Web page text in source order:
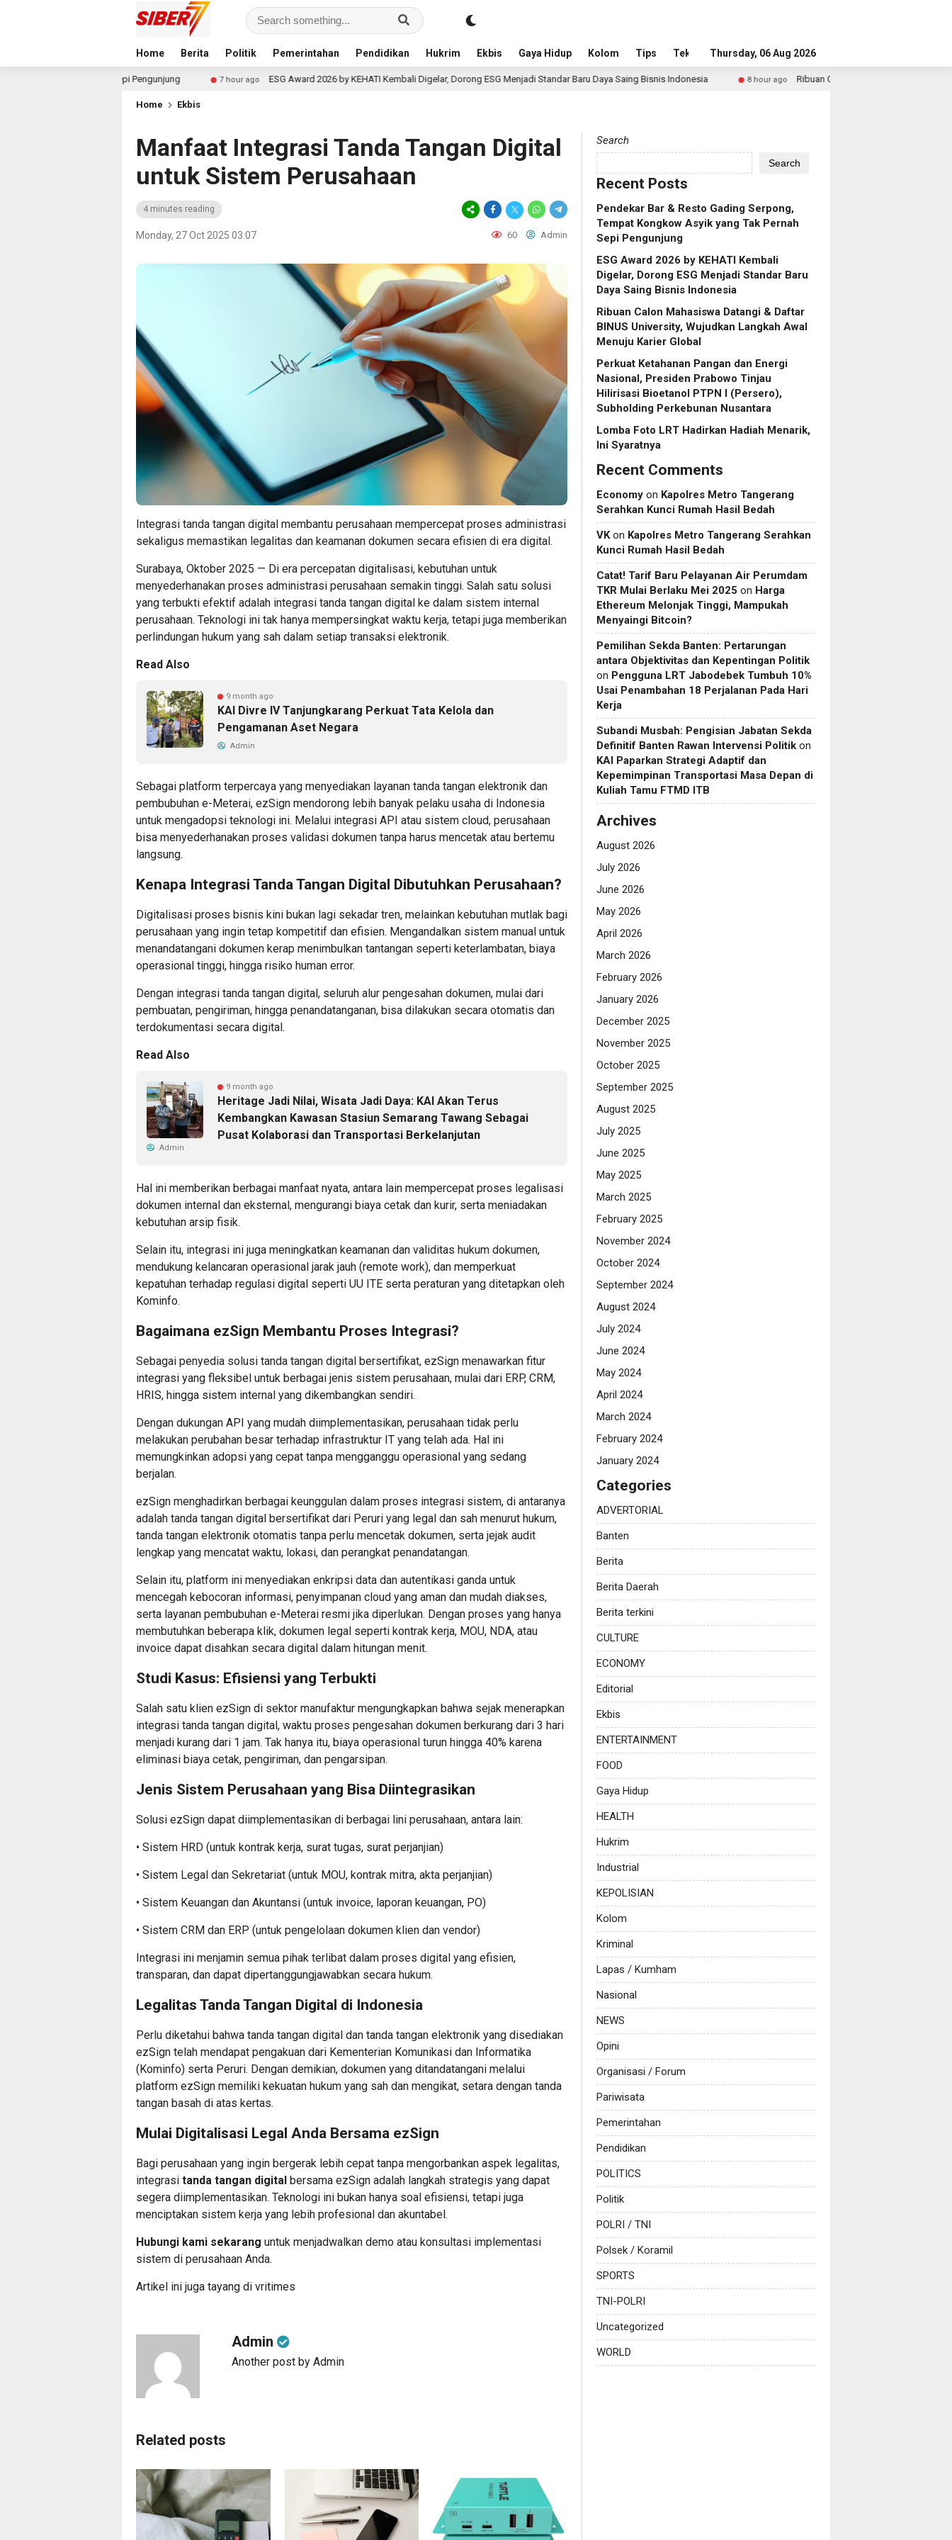
Home Berita Politik Pemerintahan Pendidikan Hukrim Ekbis Gaya Hidup Kolom Tips Tekno Thursday, 06 Aug 2026
7 hour ago ESG Award 2026 by KEHATI Kembali Digelar, Dorong ESG Menjadi Standar Baru Daya Saing Bisnis Indonesia 8 hour ago Ribuan Calon Mahasiswa Datangi & Daftar BINUS
Home Ekbis
Manfaat Integrasi Tanda Tangan Digital
untuk Sistem Perusahaan
4 minutes reading
Monday, 27 Oct 2025 03:07 60 Admin
Integrasi tanda tangan digital membantu perusahaan mempercepat proses administrasi
sekaligus memastikan legalitas dan keamanan dokumen secara efisien di era digital.
Surabaya, Oktober 2025 — Di era percepatan digitalisasi, kebutuhan untuk
menyederhanakan proses administrasi perusahaan semakin tinggi. Salah satu solusi
yang terbukti efektif adalah integrasi tanda tangan digital ke dalam sistem internal
perusahaan. Teknologi ini tak hanya mempersingkat waktu kerja, tetapi juga memberikan
perlindungan hukum yang sah dalam setiap transaksi elektronik.
Read Also
9 month ago
KAI Divre IV Tanjungkarang Perkuat Tata Kelola dan
Pengamanan Aset Negara
Admin
Sebagai platform terpercaya yang menyediakan layanan tanda tangan elektronik dan
pembubuhan e-Meterai, ezSign mendorong lebih banyak pelaku usaha di Indonesia
untuk mengadopsi teknologi ini. Melalui integrasi API atau sistem cloud, perusahaan
bisa menyederhanakan proses validasi dokumen tanpa harus mencetak atau bertemu
langsung.
Kenapa Integrasi Tanda Tangan Digital Dibutuhkan Perusahaan?
Digitalisasi proses bisnis kini bukan lagi sekadar tren, melainkan kebutuhan mutlak bagi
perusahaan yang ingin tetap kompetitif dan efisien. Mengandalkan sistem manual untuk
menandatangani dokumen kerap menimbulkan tantangan seperti keterlambatan, biaya
operasional tinggi, hingga risiko human error.
Dengan integrasi tanda tangan digital, seluruh alur pengesahan dokumen, mulai dari
pembuatan, pengiriman, hingga penandatanganan, bisa dilakukan secara otomatis dan
terdokumentasi secara digital.
Read Also
9 month ago
Heritage Jadi Nilai, Wisata Jadi Daya: KAI Akan Terus
Kembangkan Kawasan Stasiun Semarang Tawang Sebagai
Pusat Kolaborasi dan Transportasi Berkelanjutan
Admin
Hal ini memberikan berbagai manfaat nyata, antara lain mempercepat proses legalisasi
dokumen internal dan eksternal, mengurangi biaya cetak dan kurir, serta meniadakan
kebutuhan arsip fisik.
Selain itu, integrasi ini juga meningkatkan keamanan dan validitas hukum dokumen,
mendukung kelancaran operasional jarak jauh (remote work), dan memperkuat
kepatuhan terhadap regulasi digital seperti UU ITE serta peraturan yang ditetapkan oleh
Kominfo.
Bagaimana ezSign Membantu Proses Integrasi?
Sebagai penyedia solusi tanda tangan digital bersertifikat, ezSign menawarkan fitur
integrasi yang fleksibel untuk berbagai jenis sistem perusahaan, mulai dari ERP, CRM,
HRIS, hingga sistem internal yang dikembangkan sendiri.
Dengan dukungan API yang mudah diimplementasikan, perusahaan tidak perlu
melakukan perubahan besar terhadap infrastruktur IT yang telah ada. Hal ini
memungkinkan adopsi yang cepat tanpa mengganggu operasional yang sedang
berjalan.
ezSign menghadirkan berbagai keunggulan dalam proses integrasi sistem, di antaranya
adalah tanda tangan digital bersertifikat dari Peruri yang legal dan sah menurut hukum,
tanda tangan elektronik otomatis tanpa perlu mencetak dokumen, serta jejak audit
lengkap yang mencatat waktu, lokasi, dan perangkat penandatangan.
Selain itu, platform ini menyediakan enkripsi data dan autentikasi ganda untuk
mencegah kebocoran informasi, penyimpanan cloud yang aman dan mudah diakses,
serta layanan pembubuhan e-Meterai resmi jika diperlukan. Dengan proses yang hanya
membutuhkan beberapa klik, dokumen legal seperti kontrak kerja, MOU, NDA, atau
invoice dapat disahkan secara digital dalam hitungan menit.
Studi Kasus: Efisiensi yang Terbukti
Salah satu klien ezSign di sektor manufaktur mengungkapkan bahwa sejak menerapkan
integrasi tanda tangan digital, waktu proses pengesahan dokumen berkurang dari 3 hari
menjadi kurang dari 1 jam. Tak hanya itu, biaya operasional turun hingga 40% karena
eliminasi biaya cetak, pengiriman, dan pengarsipan.
Jenis Sistem Perusahaan yang Bisa Diintegrasikan
Solusi ezSign dapat diimplementasikan di berbagai lini perusahaan, antara lain:
• Sistem HRD (untuk kontrak kerja, surat tugas, surat perjanjian)
• Sistem Legal dan Sekretariat (untuk MOU, kontrak mitra, akta perjanjian)
• Sistem Keuangan dan Akuntansi (untuk invoice, laporan keuangan, PO)
• Sistem CRM dan ERP (untuk pengelolaan dokumen klien dan vendor)
Integrasi ini menjamin semua pihak terlibat dalam proses digital yang efisien,
transparan, dan dapat dipertanggungjawabkan secara hukum.
Legalitas Tanda Tangan Digital di Indonesia
Perlu diketahui bahwa tanda tangan digital dan tanda tangan elektronik yang disediakan
ezSign telah mendapat pengakuan dari Kementerian Komunikasi dan Informatika
(Kominfo) serta Peruri. Dengan demikian, dokumen yang ditandatangani melalui
platform ezSign memiliki kekuatan hukum yang sah dan mengikat, setara dengan tanda
tangan basah di atas kertas.
Mulai Digitalisasi Legal Anda Bersama ezSign
Bagi perusahaan yang ingin bergerak lebih cepat tanpa mengorbankan aspek legalitas,
integrasi tanda tangan digital bersama ezSign adalah langkah strategis yang dapat
segera diimplementasikan. Teknologi ini bukan hanya soal efisiensi, tetapi juga
menciptakan sistem kerja yang lebih profesional dan akuntabel.
Hubungi kami sekarang untuk menjadwalkan demo atau konsultasi implementasi
sistem di perusahaan Anda.
Artikel ini juga tayang di vritimes
Admin
Another post by Admin
Related posts
Search
Search
Recent Posts
Pendekar Bar & Resto Gading Serpong,
Tempat Kongkow Asyik yang Tak Pernah
Sepi Pengunjung
ESG Award 2026 by KEHATI Kembali
Digelar, Dorong ESG Menjadi Standar Baru
Daya Saing Bisnis Indonesia
Ribuan Calon Mahasiswa Datangi & Daftar
BINUS University, Wujudkan Langkah Awal
Menuju Karier Global
Perkuat Ketahanan Pangan dan Energi
Nasional, Presiden Prabowo Tinjau
Hilirisasi Bioetanol PTPN I (Persero),
Subholding Perkebunan Nusantara
Lomba Foto LRT Hadirkan Hadiah Menarik,
Ini Syaratnya
Recent Comments
Economy on Kapolres Metro Tangerang
Serahkan Kunci Rumah Hasil Bedah
VKon Kapolres Metro Tangerang Serahkan
Kunci Rumah Hasil Bedah
Catat! Tarif Baru Pelayanan Air Perumdam
TKR Mulai Berlaku Mei 2025 on Harga
Ethereum Melonjak Tinggi, Mampukah
Menyaingi Bitcoin?
Pemilihan Sekda Banten: Pertarungan
antara Objektivitas dan Kepentingan Politik
on Pengguna LRT Jabodebek Tumbuh 10%
Usai Penambahan 18 Perjalanan Pada Hari
Kerja
Subandi Musbah: Pengisian Jabatan Sekda
Definitif Banten Rawan Intervensi Politik on
KAI Paparkan Strategi Adaptif dan
Kepemimpinan Transportasi Masa Depan di
Kuliah Tamu FTMD ITB
Archives
August 2026
July 2026
June 2026
May 2026
April 2026
March 2026
February 2026
January 2026
December 2025
November 2025
October 2025
September 2025
August 2025
July 2025
June 2025
May 2025
March 2025
February 2025
November 2024
October 2024
September 2024
August 2024
July 2024
June 2024
May 2024
April 2024
March 2024
February 2024
January 2024
Categories
ADVERTORIAL
Banten
Berita
Berita Daerah
Berita terkini
CULTURE
ECONOMY
Editorial
Ekbis
ENTERTAINMENT
FOOD
Gaya Hidup
HEALTH
Hukrim
Industrial
KEPOLISIAN
Kolom
Kriminal
Lapas / Kumham
Nasional
NEWS
Opini
Organisasi / Forum
Pariwisata
Pemerintahan
Pendidikan
POLITICS
Politik
POLRI / TNI
Polsek / Koramil
SPORTS
TNI-POLRI
Uncategorized
WORLD